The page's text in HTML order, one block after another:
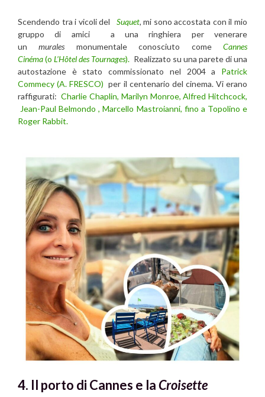
Scendendo tra i vicoli del Suquet, mi sono accostata con il mio
gruppo di amici a una ringhiera per venerare
unmurales monumentale conosciuto comeCannes
Cinéma(oL’Hôtel des Tournages). Realizzato su una parete di una
autostazione è stato commissionato nel 2004 a Patrick
Commecy (A. FRESCO) per il centenario del cinema. Vi erano
raffigurati:Charlie Chaplin, Marilyn Monroe, Alfred Hitchcock,
Jean-Paul Belmondo , Marcello Mastroianni, fino a Topolino e
Roger Rabbit.
4. Il porto di Cannes e laCroisette